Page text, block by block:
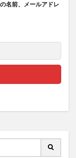
名前、メールアドレ